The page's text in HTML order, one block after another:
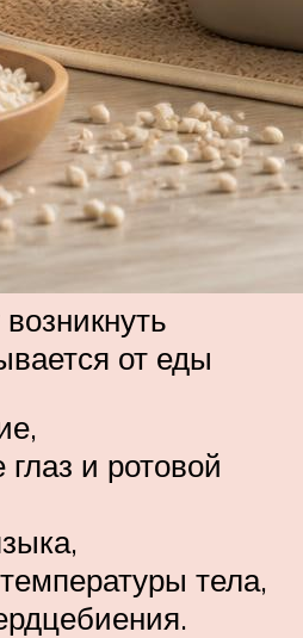
от еды
глаз и ротовой
тела,